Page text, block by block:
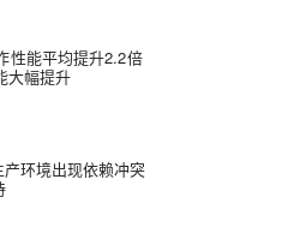
性能平均提升2.2倍
大幅提升
环境出现依赖冲突